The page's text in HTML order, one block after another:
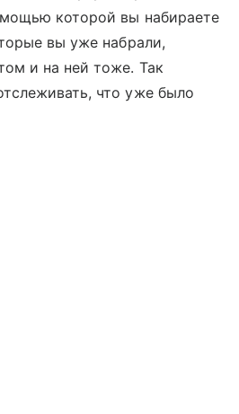
которой вы набираете
вы уже набрали,
и на ней тоже. Так
что уже было